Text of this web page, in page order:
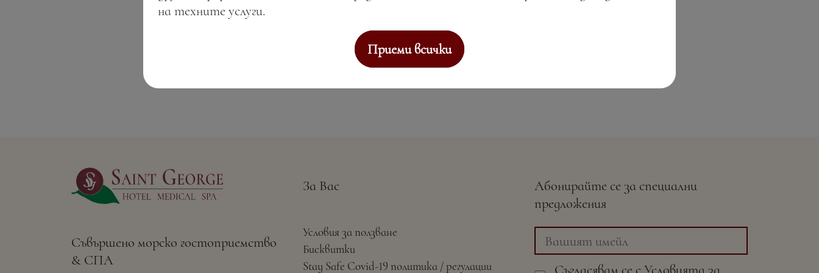
Съвършено морско гостоприемство
& СПА
За Вас
Условия за ползване
Бисквитки
Stay Safe Covid-19 политика / регулации
Абонирайте се за специални
предложения
на техните услуги.
Приеми всички